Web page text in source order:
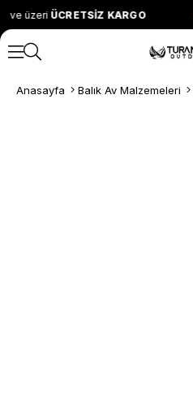
ve üzeriÜCRETSİZ KARGO
Anasayfa Balık Av Malzemeleri